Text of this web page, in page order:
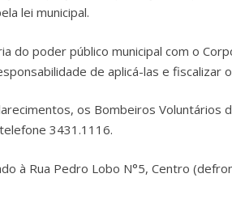
lei municipal.
do poder público municipal com o
de aplicá-las e fiscalizar
os Bombeiros Voluntários
3431.1116.
à Rua Pedro Lobo N°5, Centro